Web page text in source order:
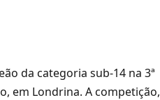
da categoria sub-14 na 3ª
em Londrina. A competição,